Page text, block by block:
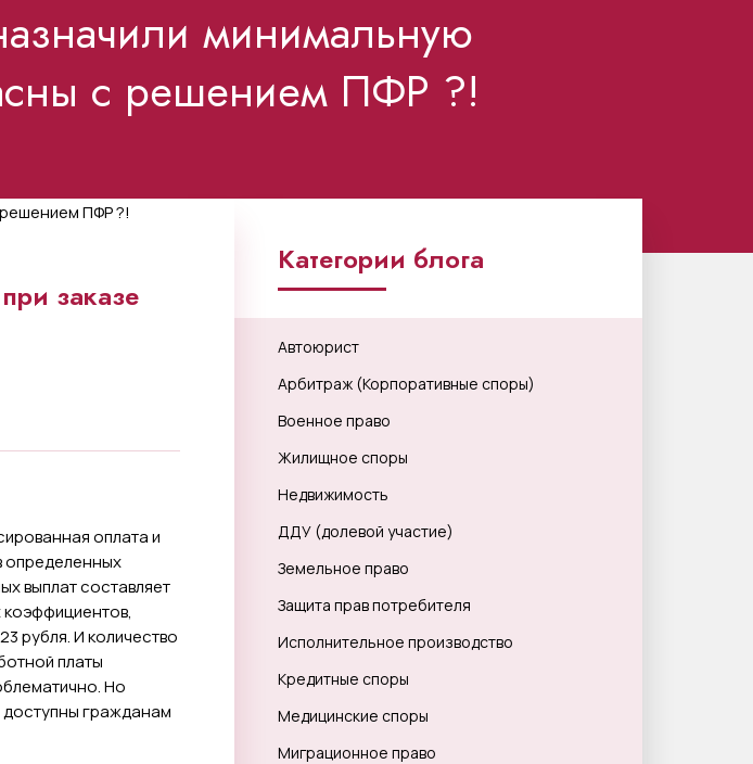
минимальную
с решением ПФР ?!
заказе
оплата и
определенных
выплат составляет
коэффициентов,
рубля. И количество
платы
Но
доступны гражданам
Категории блога
Автоюрист
Арбитраж (Корпоративные споры)
Военное право
Жилищное споры
Недвижимость
ДДУ (долевой участие)
Земельное право
Защита прав потребителя
Исполнительное производство
Кредитные споры
Медицинские споры
Миграционное право